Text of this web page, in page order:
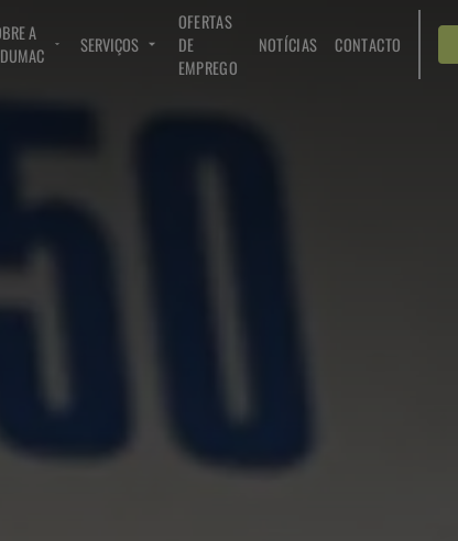
A
SERVIÇOS
OFERTAS
DE
EMPREGO
NOTÍCIAS CONTACTO